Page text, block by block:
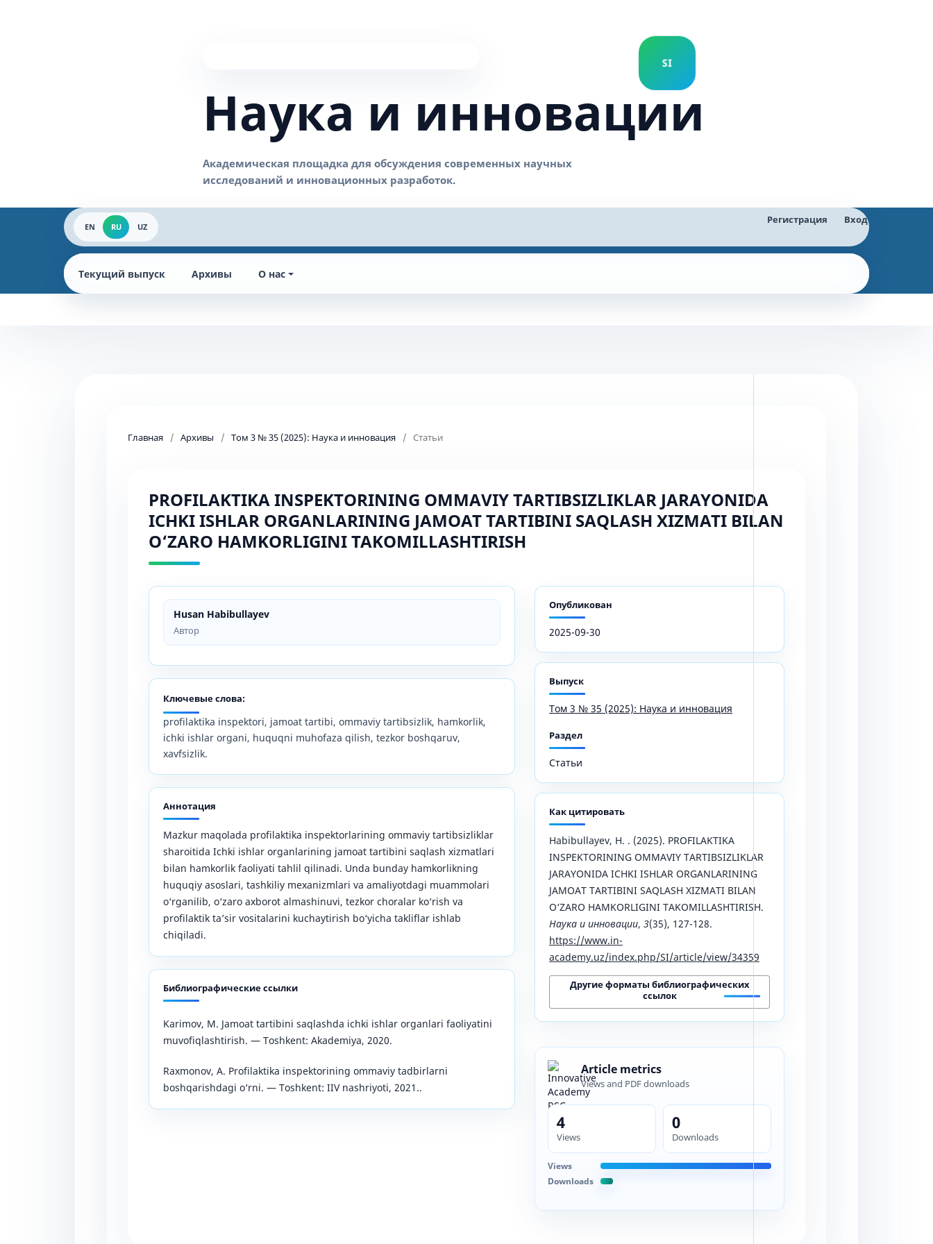
Наука и инновации
EN RU UZ
Регистрация Вход
Текущий выпуск Архивы О нас
Главная / Архивы / Том 3 № 35 (2025): Наука и инновация / Статьи
PROFILAKTIKA INSPEKTORINING OMMAVIY TARTIBSIZLIKLAR JARAYONIDA
ICHKI ISHLAR ORGANLARINING JAMOAT TARTIBINI SAQLASH XIZMATI BILAN
O‘ZARO HAMKORLIGINI TAKOMILLASHTIRISH
Husan Habibullayev
Автор
Ключевые слова:
profilaktika inspektori, jamoat tartibi, ommaviy tartibsizlik, hamkorlik,
ichki ishlar organi, huquqni muhofaza qilish, tezkor boshqaruv,
xavfsizlik.
Аннотация
Mazkur maqolada profilaktika inspektorlarining ommaviy tartibsizliklar
sharoitida Ichki ishlar organlarining jamoat tartibini saqlash xizmatlari
bilan hamkorlik faoliyati tahlil qilinadi. Unda bunday hamkorlikning
huquqiy asoslari, tashkiliy mexanizmlari va amaliyotdagi muammolari
o‘rganilib, o‘zaro axborot almashinuvi, tezkor choralar ko‘rish va
profilaktik ta’sir vositalarini kuchaytirish bo‘yicha takliflar ishlab
chiqiladi.
Библиографические ссылки
Karimov, M. Jamoat tartibini saqlashda ichki ishlar organlari faoliyatini
muvofiqlashtirish. — Toshkent: Akademiya, 2020.
Raxmonov, A. Profilaktika inspektorining ommaviy tadbirlarni
boshqarishdagi o‘rni. — Toshkent: IIV nashriyoti, 2021..
Опубликован
2025-09-30
Выпуск
Том 3 № 35 (2025): Наука и инновация
Раздел
Статьи
Как цитировать
Habibullayev, H. . (2025). PROFILAKTIKA
INSPEKTORINING OMMAVIY TARTIBSIZLIKLAR
JARAYONIDA ICHKI ISHLAR ORGANLARINING
JAMOAT TARTIBINI SAQLASH XIZMATI BILAN
O‘ZARO HAMKORLIGINI TAKOMILLASHTIRISH.
Наука и инновации, 3(35), 127-128.
https://www.in-
academy.uz/index.php/SI/article/view/34359
Другие форматы библиографических
ссылок
Article metrics
Views and PDF downloads
4
Views
0
Downloads
Views
Downloads